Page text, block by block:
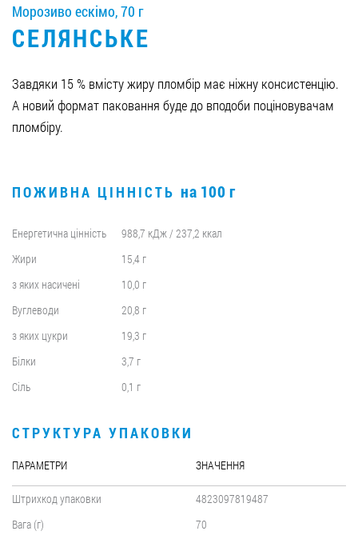
СТАТИ ПАРТНЕРОМ
0412 42 29 23
Морозиво ескімо, 70 г
СЕЛЯНСЬКЕ
Завдяки 15 % вмісту жиру пломбір має ніжну консистенцію.
А новий формат паковання буде до вподоби поціновувачам
пломбіру.
ПОЖИВНА ЦІННІСТЬ на 100 г
Енергетична цінність
988,7 кДж / 237,2 ккал
Жири
15,4 г
з яких насичені
10,0 г
Вуглеводи
20,8 г
з яких цукри
19,3 г
Білки
3,7 г
Сіль
0,1 г
СТРУКТУРА УПАКОВКИ
ПАРАМЕТРИ ЗНАЧЕННЯ
Штрихкод упаковки
4823097819487
Вага (г)
70